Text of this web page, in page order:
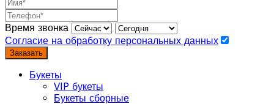
Время звонка
Согласие на обработку персональных данных
Заказать
Букеты
VIP букеты
Букеты сборные